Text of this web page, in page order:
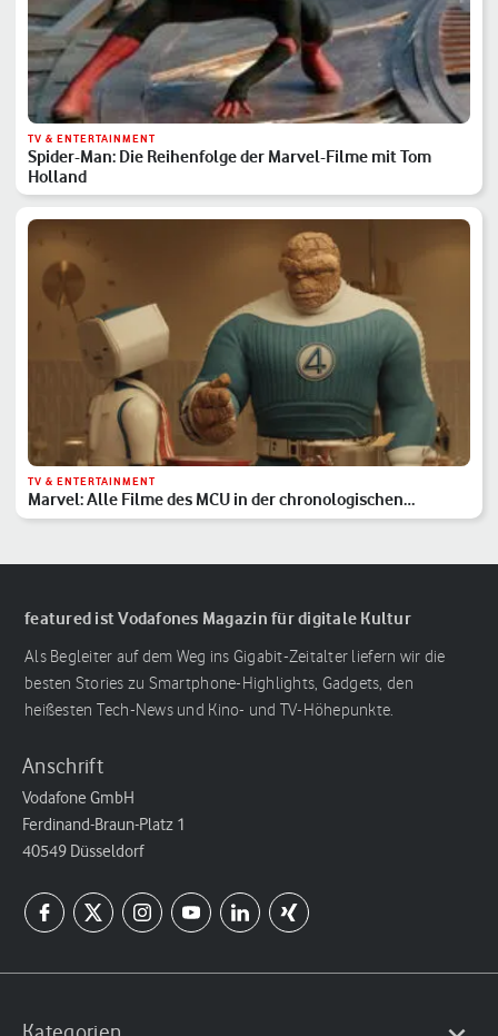
TV & ENTERTAINMENT
Spider-Man: Die Reihenfolge der Marvel-Filme mit Tom
Holland
TV & ENTERTAINMENT
Marvel: Alle Filme des MCU in der chronologischen
Reihenfolge
featured ist Vodafones Magazin für digitale Kultur
Als Begleiter auf dem Weg ins Gigabit-Zeitalter liefern wir die
besten Stories zu Smartphone-Highlights, Gadgets, den
heißesten Tech-News und Kino- und TV-Höhepunkte.
Anschrift
Vodafone GmbH
Ferdinand-Braun-Platz 1
40549 Düsseldorf